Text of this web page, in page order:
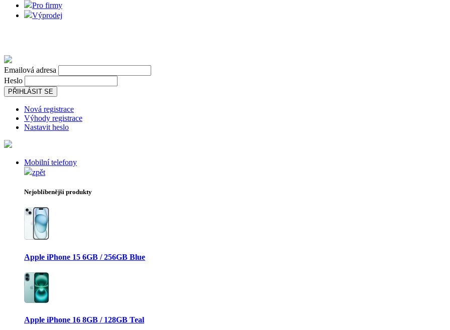
Pro firmy
Výprodej
Emailová adresa
Heslo
PŘIHLÁSIT SE
Nová registrace
Výhody registrace
Nastavit heslo
Mobilní telefony
zpět
Nejoblíbenější produkty
Apple iPhone 15 6GB / 256GB Blue
Apple iPhone 16 8GB / 128GB Teal